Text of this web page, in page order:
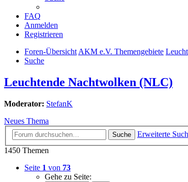
FAQ
Anmelden
Registrieren
Foren-Übersicht AKM e.V. Themengebiete
Suche
Leuchtende Nachtwolken (NLC)
Moderator: StefanK
Neues Thema
Suche
Erweiterte
1450 Themen
Seite 1 von 73
Gehe zu Seite: